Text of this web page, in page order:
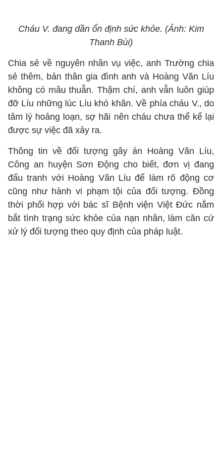
Cháu V. đang dần ổn định sức khỏe. (Ảnh: Kim
Thanh Bùi)
Chia sẻ về nguyên nhân vụ việc, anh Trường chia
sẻ thêm, bản thân gia đình anh và Hoàng Văn Líu
không có mâu thuẫn. Thậm chí, anh vẫn luôn giúp
đỡ Líu những lúc Líu khó khăn. Về phía cháu V., do
tâm lý hoảng loạn, sợ hãi nên cháu chưa thể kể lại
được sự việc đã xảy ra.
Thông tin về đối tượng gây án Hoàng Văn Líu,
Công an huyện Sơn Động cho biết, đơn vị đang
đấu tranh với Hoàng Văn Líu để làm rõ động cơ
cũng như hành vi phạm tội của đối tượng. Đồng
thời phối hợp với bác sĩ Bệnh viện Việt Đức nắm
bắt tình trạng sức khỏe của nạn nhân, làm căn cứ
xử lý đối tượng theo quy định của pháp luật.